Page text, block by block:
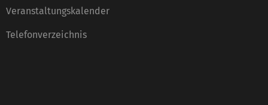
Veranstaltungskalender
Telefonverzeichnis